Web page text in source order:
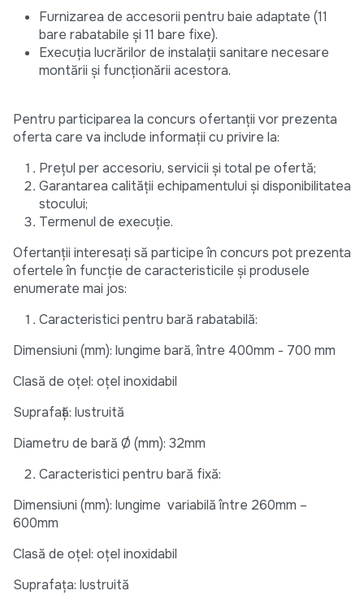
Furnizarea de accesorii pentru baie adaptate (11
bare rabatabile și 11 bare fixe).
Execuția lucrărilor de instalații sanitare necesare
montării și funcționării acestora.
Pentru participarea la concurs ofertanții vor prezenta
oferta care va include informații cu privire la:
Prețul per accesoriu, servicii și total pe ofertă;
Garantarea calității echipamentului și disponibilitatea
stocului;
Termenul de execuție.
Ofertanții interesați să participe în concurs pot prezenta
ofertele în funcție de caracteristicile și produsele
enumerate mai jos:
Caracteristici pentru bară rabatabilă:
Dimensiuni (mm): lungime bară, între 400mm - 700 mm
Clasă de oțel: oțel inoxidabil
Suprafață: lustruită
Diametru de bară Ø (mm): 32mm
Caracteristici pentru bară fixă:
Dimensiuni (mm): lungime variabilă între 260mm –
600mm
Clasă de oțel: oțel inoxidabil
Suprafața: lustruită